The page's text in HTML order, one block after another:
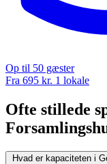
Op til 50 gæster
Fra 695 kr. 1 lokale
Ofte stillede
Hvad er kapaciteten i